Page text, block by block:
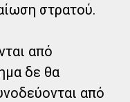
στρατού.
από
δε θα
από